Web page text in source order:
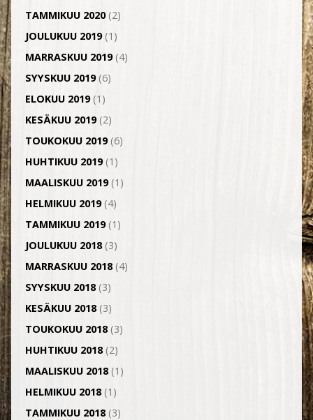
TAMMIKUU 2020(2)
JOULUKUU 2019(1)
MARRASKUU 2019(4)
SYYSKUU 2019(6)
ELOKUU 2019(1)
KESÄKUU 2019(2)
TOUKOKUU 2019(6)
HUHTIKUU 2019(1)
MAALISKUU 2019(1)
HELMIKUU 2019(4)
TAMMIKUU 2019(1)
JOULUKUU 2018(3)
MARRASKUU 2018(4)
SYYSKUU 2018(3)
KESÄKUU 2018(3)
TOUKOKUU 2018(3)
HUHTIKUU 2018(2)
MAALISKUU 2018(1)
HELMIKUU 2018(1)
TAMMIKUU 2018(3)